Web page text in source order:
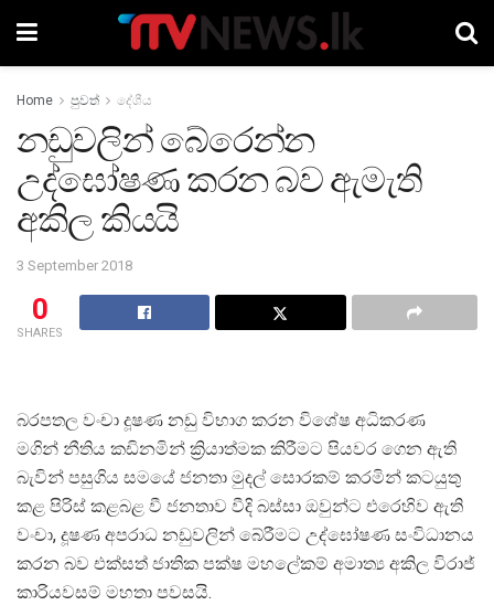
Home පුවත් දේශීය
නඩුවලින් බේරෙන්න
උද්ඝෝෂණ කරන බව ඇමැති
අකිල කියයි
3 September 2018
0
SHARES
බරපතල වංචා දූෂණ නඩු විභාග කරන විශේෂ අධිකරණ
මගින් නීතිය කඩිනමින් ක්‍රියාත්මක කිරීමට පියවර ගෙන ඇති
බැවින් පසුගිය සමයේ ජනතා මුදල් සොරකම් කරමින් කටයුතු
කළ පිරිස් කළබළ වී ජනතාව වීදි බස්සා ඔවුන්ට එරෙහිව ඇති
වංචා, දූෂණ අපරාධ නඩුවලින් බේරීමට උද්ඝෝෂණ සංවිධානය
කරන බව එක්සත් ජාතික පක්ෂ මහලේකම් අමාත්‍ය අකිල විරාජ්
කාරියවසම් මහතා පවසයි.